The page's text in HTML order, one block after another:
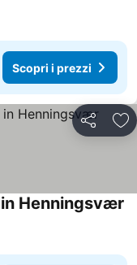
Scopri i prezzi
Condividi
Henningsvær